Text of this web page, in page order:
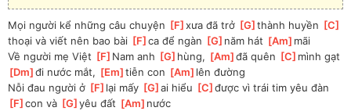
Mọi người kể những câu chuyện [F ]
xưa đã trở [G ]thành huyền [C
thoại và viết nên bao bài [F ]
ca để ngàn [G ]năm hát [Am ]mãi
Về người mẹ Việt [F ]Nam anh [G ]hùng, [Am ]
đã quên [C ]mình gạt
Dm ]
đi nước mắt, [Em ]tiễn con [Am ]lên đường
Nỗi đau người ở [F ]lại mấy [G ]
ai hiểu [C ]
được vì trái tim yêu đàn
F ]
con và [G ]
yêu đất [Am ]nước